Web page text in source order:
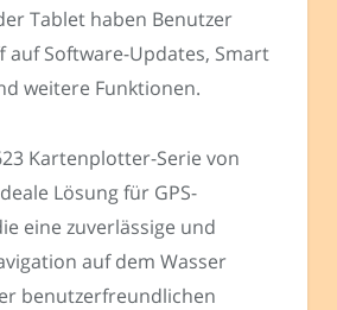
Tablet haben Benutzer
auf Software-Updates, Smart
weitere Funktionen.
Kartenplotter-Serie von
Lösung für GPS-
eine zuverlässige und
auf dem Wasser
benutzerfreundlichen